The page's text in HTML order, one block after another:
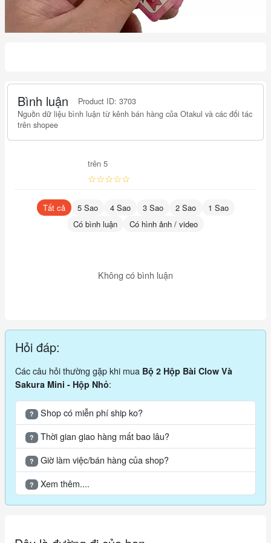
Bình luận
Product ID: 3703
Nguồn dữ liệu bình luận từ kênh bán hàng của Otakul và các đối tác
trên shopee
trên 5
☆☆☆☆☆
Tất cả 5 Sao 4 Sao 3 Sao 2 Sao
1 Sao
Có bình luận
Có hình ảnh / video
Không có bình luận
Hỏi đáp:
Các câu hỏi thường gặp khi mua Bộ 2 Hộp Bài Clow Và
Sakura Mini - Hộp Nhỏ:
? Shop có miễn phí ship ko?
? Thời gian giao hàng mất bao lâu?
? Giờ làm việc/bán hàng của shop?
? Xem thêm....